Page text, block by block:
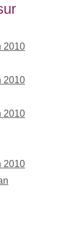
2010
2010
2010
2010